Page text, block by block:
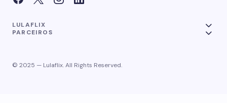
LULAFLIX
PARCEIROS
© 2025 — Lulaflix. All Rights Reserved.